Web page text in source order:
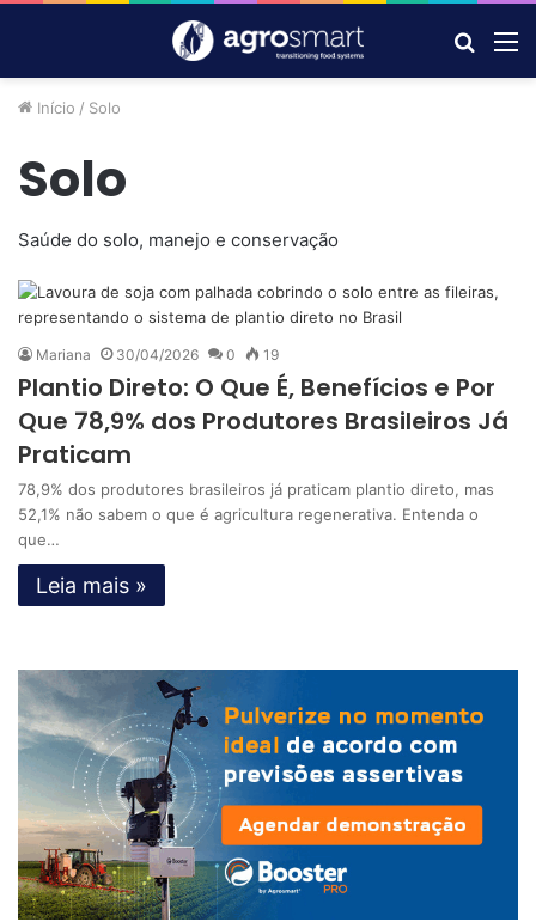
por
Início / Solo
Solo
Saúde do solo, manejo e conservação
Mariana 30/04/2026 0 19
Plantio Direto: O Que É, Benefícios e Por
Que 78,9% dos Produtores Brasileiros Já
Praticam
78,9% dos produtores brasileiros já praticam plantio direto, mas
52,1% não sabem o que é agricultura regenerativa. Entenda o
que…
Leia mais »